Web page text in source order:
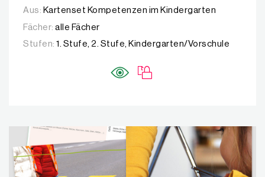
Aus: Kartenset Kompetenzen im Kindergarten
Fächer: alle Fächer
Stufen: 1. Stufe, 2. Stufe, Kindergarten/Vorschule